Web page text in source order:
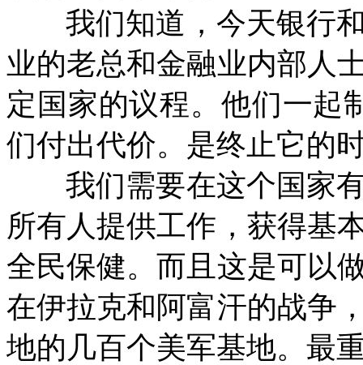
我们知道，今天银行
业的老总和金融业内部人
定国家的议程。他们一
们付出代价。是终止它的
我们需要在这个国家
所有人提供工作，获得基
全民保健。而且这是可以
在伊拉克和阿富汗的战争
地的几百个美军基地。最